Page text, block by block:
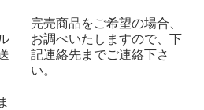
完売商品をご希望の場合、
お調べいたしますので、下
記連絡先までご連絡下さ
い。